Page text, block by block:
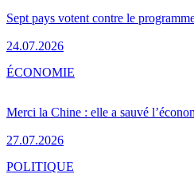
Sept pays votent contre le
24.07.2026
Merci la Chine : elle a sauvé
27.07.2026
ÉCONOMIE
POLITIQUE